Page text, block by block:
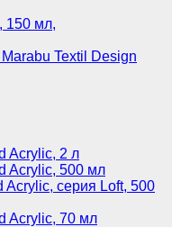
150 мл,
Textil Design
Acrylic, 2 л
Acrylic, 500 мл
Acrylic, серия Loft, 500
Acrylic, 70 мл